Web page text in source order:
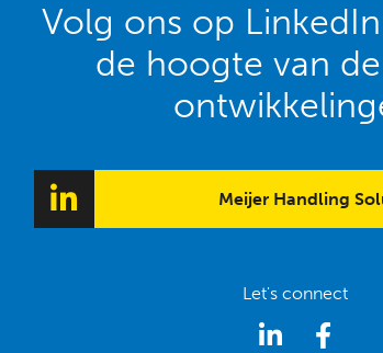
Volg ons op
de hoogte van
Meijer Handling
Let's connect